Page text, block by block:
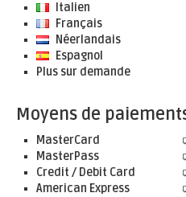
Italien
Français
Néerlandais
Espagnol
Plus sur demande
Moyens de
MasterCard
MasterPass
Credit / Debit Card
American Express